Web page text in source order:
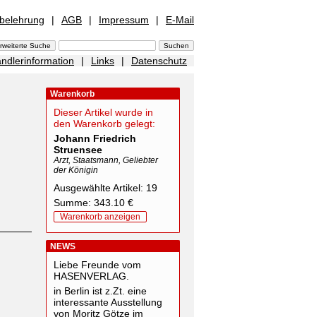
| AGB | Impressum | E-Mail
| Links | Datenschutz
Warenkorb
Dieser Artikel wurde in
den Warenkorb gelegt:
Johann Friedrich
Struensee
Arzt, Staatsmann, Geliebter
der Königin
Ausgewählte Artikel: 19
Summe: 343.10 €
Warenkorb anzeigen
NEWS
Liebe Freunde vom
HASENVERLAG.
in Berlin ist z.Zt. eine
interessante Ausstellung
von Moritz Götze im